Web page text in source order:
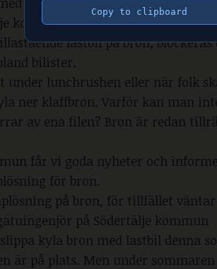
kommun ställt dit en lastbil, vars
lastbil på bron,
bilister.
under lunchrushen eller när folk
ner klaffbron. Varför kan man
av ena filen? Bron är redan
får vi goda nyheter och
för bron.
på bron, för tillfället
på Södertälje kommun
kyla bron med lastbil denna
är på plats. Men under
Copy to clipboard